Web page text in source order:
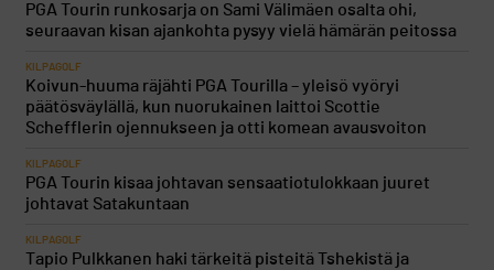
PGA Tourin runkosarja on Sami Välimäen osalta ohi,
seuraavan kisan ajankohta pysyy vielä hämärän peitossa
KILPAGOLF
Koivun-huuma räjähti PGA Tourilla – yleisö vyöryi
päätösväylällä, kun nuorukainen laittoi Scottie
Schefflerin ojennukseen ja otti komean avausvoiton
KILPAGOLF
PGA Tourin kisaa johtavan sensaatiotulokkaan juuret
johtavat Satakuntaan
KILPAGOLF
Tapio Pulkkanen haki tärkeitä pisteitä Tshekistä ja